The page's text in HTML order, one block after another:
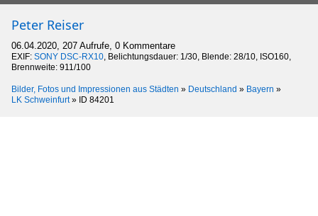
Peter Reiser
06.04.2020, 207 Aufrufe, 0 Kommentare
EXIF: SONY DSC-RX10, Belichtungsdauer: 1/30, Blende: 28/10, ISO160,
Brennweite: 911/100
Bilder, Fotos und Impressionen aus Städten » Deutschland » Bayern »
LK Schweinfurt» ID 84201